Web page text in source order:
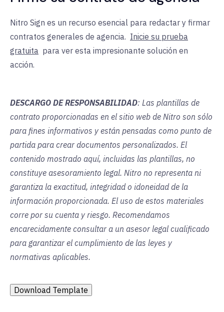
Nitro Sign es un recurso esencial para redactar y firmar
contratos generales de agencia. Inicie su prueba
gratuita para ver esta impresionante solución en
acción.
DESCARGO DE RESPONSABILIDAD: Las plantillas de
contrato proporcionadas en el sitio web de Nitro son sólo
para fines informativos y están pensadas como punto de
partida para crear documentos personalizados. El
contenido mostrado aquí, incluidas las plantillas, no
constituye asesoramiento legal. Nitro no representa ni
garantiza la exactitud, integridad o idoneidad de la
información proporcionada. El uso de estos materiales
corre por su cuenta y riesgo. Recomendamos
encarecidamente consultar a un asesor legal cualificado
para garantizar el cumplimiento de las leyes y
normativas aplicables.
Download Template